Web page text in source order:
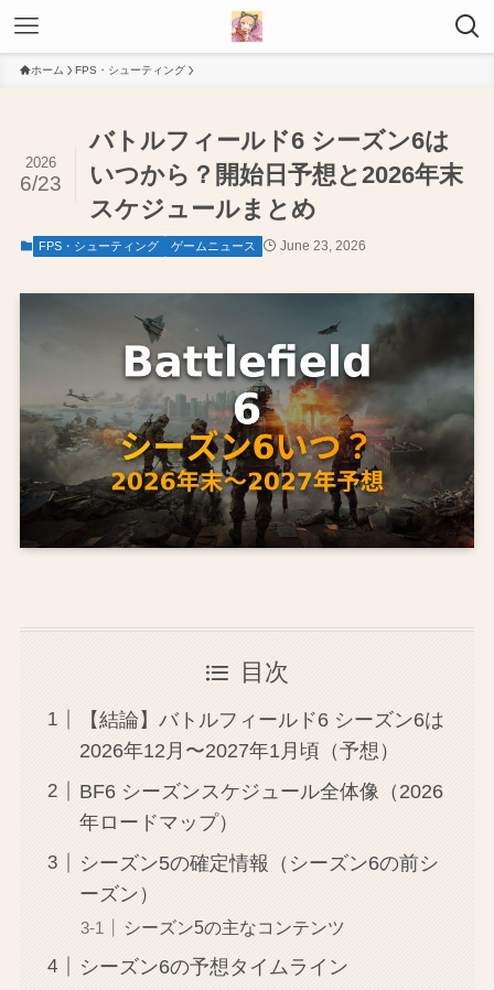
ホーム FPS・シューティング
バトルフィールド6 シーズン6は
いつから？開始日予想と2026年末
スケジュールまとめ
2026
6/23
FPS・シューティング ゲームニュース June 23, 2026
目次
【結論】バトルフィールド6 シーズン6は
2026年12月〜2027年1月頃（予想）
BF6 シーズンスケジュール全体像（2026
年ロードマップ）
シーズン5の確定情報（シーズン6の前シ
ーズン）
シーズン5の主なコンテンツ
シーズン6の予想タイムライン